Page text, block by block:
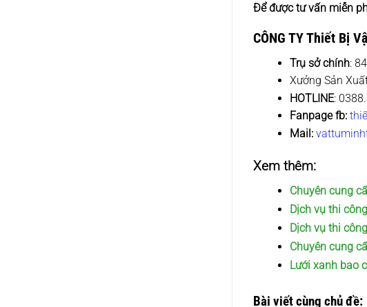
Để được tư vấn miễn
CÔNG TY Thiết Bị
Trụ sở chính:
Xưởng Sản
HOTLINE:
Fanpage fb:
Mail:
Xem thêm:
Chuyên cung
Dịch vụ thi
Dịch vụ thi
Chuyên cung
Lưới xanh bao
Bài viết cùng chủ đề: